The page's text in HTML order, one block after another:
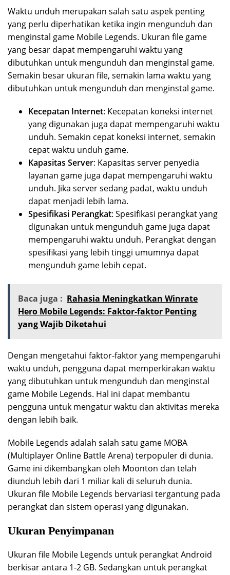
Waktu unduh merupakan salah satu aspek penting
yang perlu diperhatikan ketika ingin mengunduh dan
menginstal game Mobile Legends. Ukuran file game
yang besar dapat mempengaruhi waktu yang
dibutuhkan untuk mengunduh dan menginstal game.
Semakin besar ukuran file, semakin lama waktu yang
dibutuhkan untuk mengunduh dan menginstal game.
Kecepatan Internet: Kecepatan koneksi internet
yang digunakan juga dapat mempengaruhi waktu
unduh. Semakin cepat koneksi internet, semakin
cepat waktu unduh game.
Kapasitas Server: Kapasitas server penyedia
layanan game juga dapat mempengaruhi waktu
unduh. Jika server sedang padat, waktu unduh
dapat menjadi lebih lama.
Spesifikasi Perangkat: Spesifikasi perangkat yang
digunakan untuk mengunduh game juga dapat
mempengaruhi waktu unduh. Perangkat dengan
spesifikasi yang lebih tinggi umumnya dapat
mengunduh game lebih cepat.
Baca juga : Rahasia Meningkatkan Winrate
Hero Mobile Legends: Faktor-faktor Penting
yang Wajib Diketahui
Dengan mengetahui faktor-faktor yang mempengaruhi
waktu unduh, pengguna dapat memperkirakan waktu
yang dibutuhkan untuk mengunduh dan menginstal
game Mobile Legends. Hal ini dapat membantu
pengguna untuk mengatur waktu dan aktivitas mereka
dengan lebih baik.
Mobile Legends adalah salah satu game MOBA
(Multiplayer Online Battle Arena) terpopuler di dunia.
Game ini dikembangkan oleh Moonton dan telah
diunduh lebih dari 1 miliar kali di seluruh dunia.
Ukuran file Mobile Legends bervariasi tergantung pada
perangkat dan sistem operasi yang digunakan.
Ukuran Penyimpanan
Ukuran file Mobile Legends untuk perangkat Android
berkisar antara 1-2 GB. Sedangkan untuk perangkat